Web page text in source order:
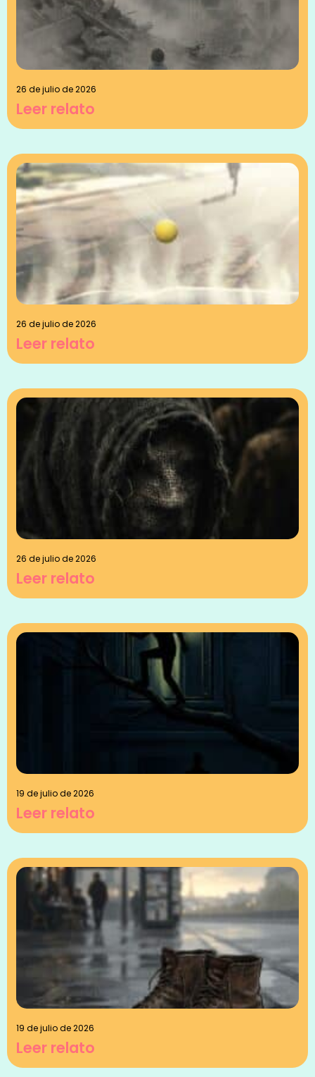
26 de julio de 2026
Leer relato
26 de julio de 2026
Leer relato
26 de julio de 2026
Leer relato
19 de julio de 2026
Leer relato
19 de julio de 2026
Leer relato